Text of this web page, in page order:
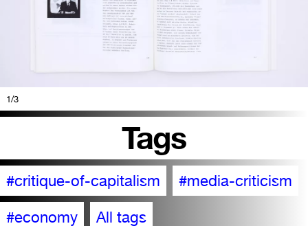
1/3
Tags
#critique-of-capitalism #media-criticism
#economy All tags